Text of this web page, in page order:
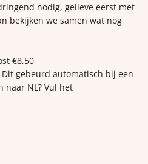
nodig, gelieve eerst met
bekijken we samen wat nog
€8,50
Dit gebeurd automatisch bij een
naar NL? Vul het